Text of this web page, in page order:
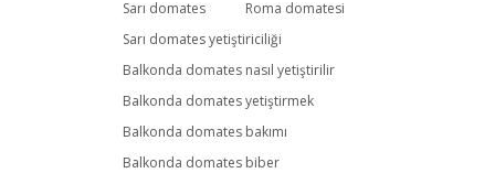
Sarı domates
Roma domatesi
Sarı domates yetiştiriciliği
Balkonda domates nasıl yetiştirilir
Balkonda domates yetiştirmek
Balkonda domates bakımı
Balkonda domates biber